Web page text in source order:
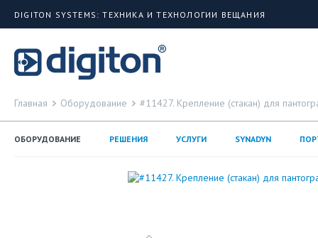
DIGITON SYSTEMS: ТЕХНИКА И ТЕХНОЛОГИИ ВЕЩАНИЯ
Главная Оборудование #11427. Крепление (стакан) для
ОБОРУДОВАНИЕ РЕШЕНИЯ УСЛУГИ SYNADYN